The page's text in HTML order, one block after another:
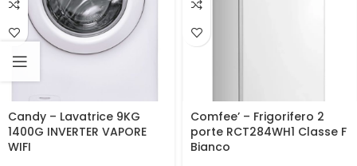
Candy – Lavatrice 9KG
1400G INVERTER VAPORE
WIFI
Comfee’ – Frigorifero 2
porte RCT284WH1 Classe F
Bianco